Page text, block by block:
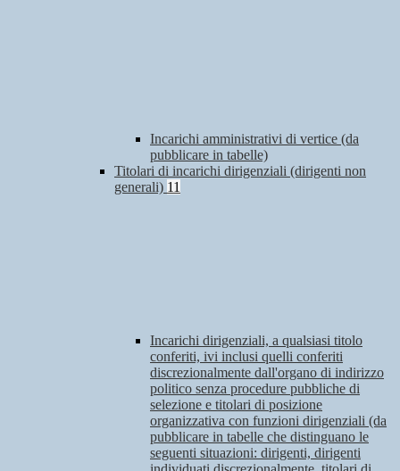
Incarichi amministrativi di vertice (da
pubblicare in tabelle)
Titolari di incarichi dirigenziali (dirigenti non
generali) 11
Incarichi dirigenziali, a qualsiasi titolo
conferiti, ivi inclusi quelli conferiti
discrezionalmente dall'organo di indirizzo
politico senza procedure pubbliche di
selezione e titolari di posizione
organizzativa con funzioni dirigenziali (da
pubblicare in tabelle che distinguano le
seguenti situazioni: dirigenti, dirigenti